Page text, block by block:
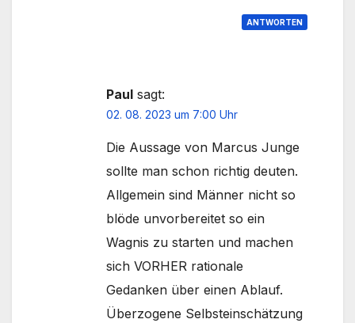
ANTWORTEN
Paul sagt:
02. 08. 2023 um 7:00 Uhr
Die Aussage von Marcus Junge
sollte man schon richtig deuten.
Allgemein sind Männer nicht so
blöde unvorbereitet so ein
Wagnis zu starten und machen
sich VORHER rationale
Gedanken über einen Ablauf.
Überzogene Selbsteinschätzung